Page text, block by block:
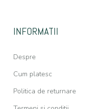
INFORMATII
Despre
Cum platesc
Politica de returnare